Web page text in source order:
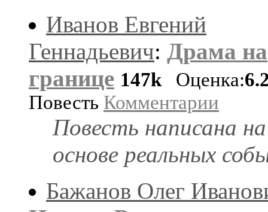
Иванов Евгений
Геннадьевич: Драма на
границе 147k Оценка:
Повесть Комментарии
Повесть написана на
основе реальных
Бажанов Олег